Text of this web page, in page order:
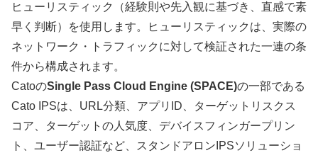
ヒューリスティック（経験則や先入観に基づき、直感で素
早く判断）を使用します。ヒューリスティックは、実際の
ネットワーク・トラフィックに対して検証された一連の条
件から構成されます。
CatoのSingle Pass Cloud Engine (SPACE)の一部である
Cato IPSは、URL分類、アプリID、ターゲットリスクス
コア、ターゲットの人気度、デバイスフィンガープリン
ト、ユーザー認証など、スタンドアロンIPSソリューショ